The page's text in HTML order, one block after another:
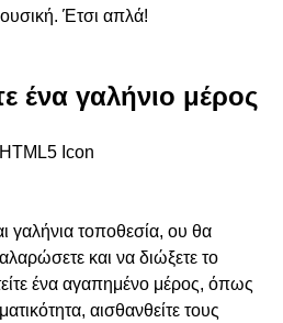
Έτσι απλά!
ένα γαλήνιο μέρος
γαλήνια τοποθεσία, ου θα
και να διώξετε το
ένα αγαπημένο μέρος, όπως
αισθανθείτε τους